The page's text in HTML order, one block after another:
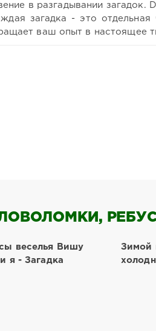
в разгадывании загадок.
загадка - это отдельная
ваш опыт в настоящее
веселья Вишу
я - Загадка
Зимой